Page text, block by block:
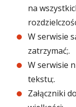
na
W serwisie
zatrzymać;.
W serwisie
tekstu;.
Załączniki